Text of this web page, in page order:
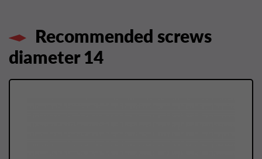
Recommended screws
diameter 14